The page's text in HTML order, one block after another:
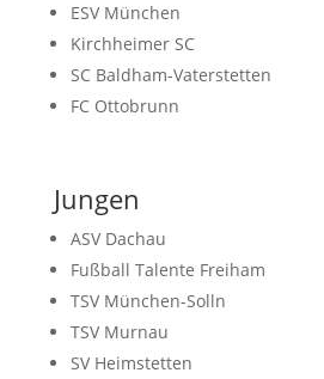
ESV München
Kirchheimer SC
SC Baldham-Vaterstetten
FC Ottobrunn
Jungen
ASV Dachau
Fußball Talente Freiham
TSV München-Solln
TSV Murnau
SV Heimstetten